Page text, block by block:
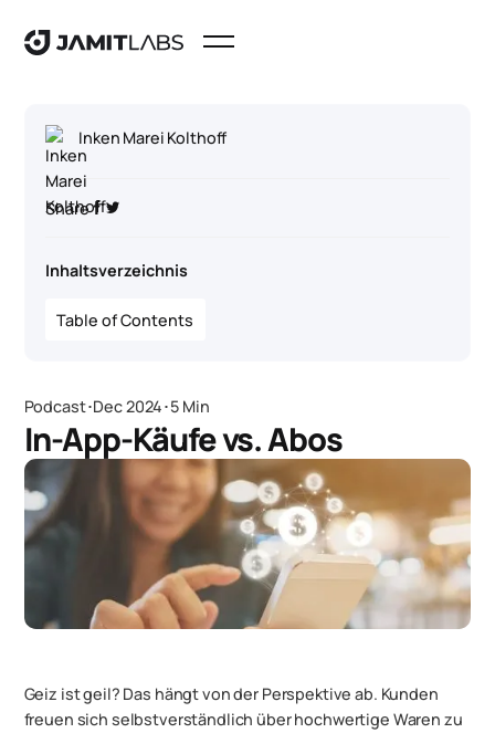
Podcast･Dec 2024･5 Min
In-App-Käufe vs. Abos
Geiz ist geil? Das hängt von der Perspektive ab. Kunden
freuen sich selbstverständlich über hochwertige Waren zu
Inken Marei Kolthoff
Share
Inhaltsverzeichnis
Table of Contents